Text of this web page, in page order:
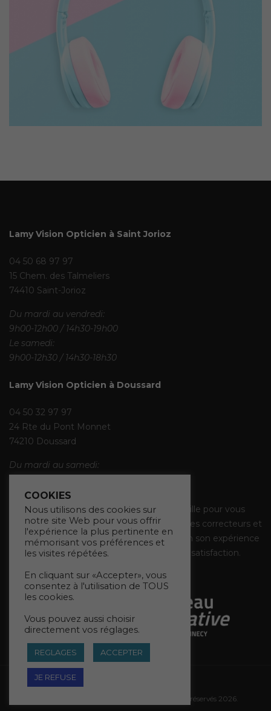
Music to my earth
Lamy Vision Opticien à Saint Jorioz
04 50 68 97 97
15 Chem. des Talmeliers
74410 Saint-Jorioz
Du mardi au vendredi:
9h00-12h00 / 14h30-19h00
Le samedi:
9h00-12h30 / 14h30-18h30
Lamy Vision Opticien à Doussard
04 50 32 97 97
24 Rte du Pont Monnet
74210 Doussard
Du mardi au samedi:
Toute l’équipe Lamy Vision vous accueille pour vous
conseiller dans vos choix de montures, verres correcteurs et
lunettes solaires, et met à votre disposition son expérience
et son expertise afin de garantir votre satisfaction.
- © Lamy Vision. Tous droits réservés 2026.
COOKIES
Nous utilisons des cookies sur
notre site Web pour vous offrir
l'expérience la plus pertinente en
mémorisant vos préférences et
les visites répétées.
En cliquant sur «Accepter», vous
consentez à l'utilisation de TOUS
les cookies.
Vous pouvez aussi choisir
directement vos réglages.
REGLAGES ACCEPTER
JE REFUSE